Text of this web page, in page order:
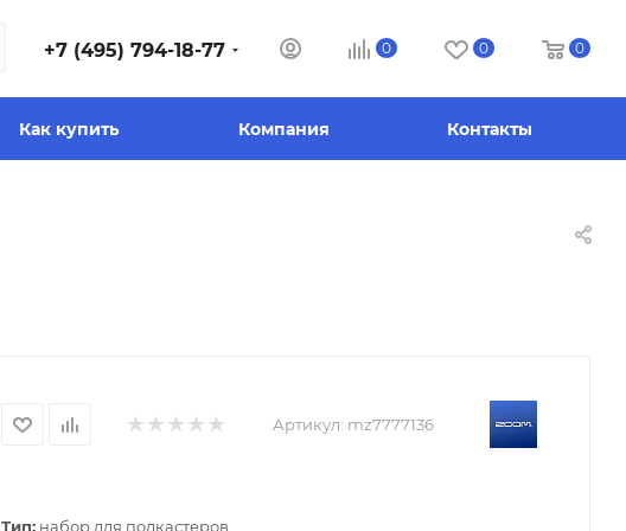
+7 (495) 794-18-77 0 0 0
Как купить Компания Контакты
Артикул: mz7777136
Тип: набор для подкастеров